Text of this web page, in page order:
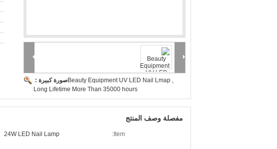
صورة كبيرة :Beauty Equipment UV LED Nail Lmap ,
Long Lifetime More Than 35000 hours
مفصلة وصف المنتج
Item:
24W LED Nail Lamp